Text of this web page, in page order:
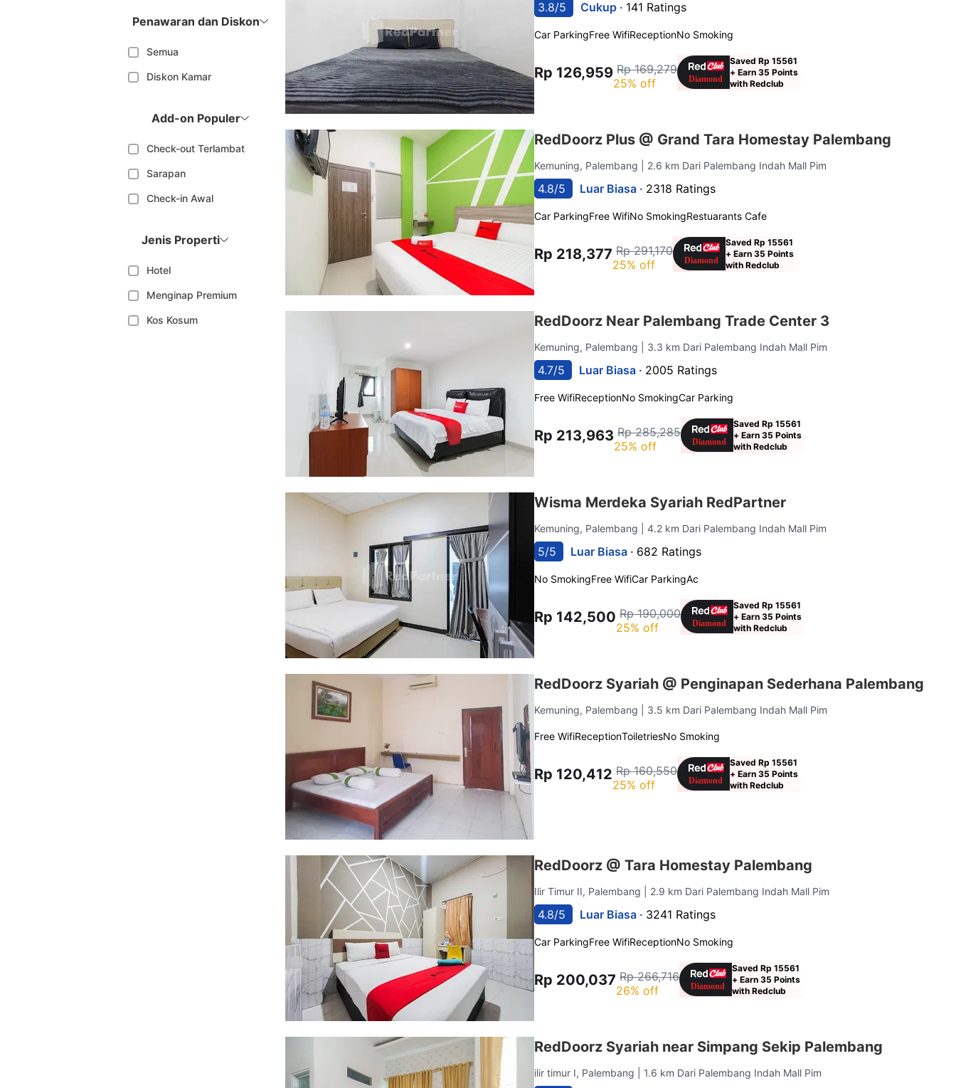
Penawaran dan Diskon
Semua
Diskon Kamar
Add-on Populer
Check-out Terlambat
Sarapan
Check-in Awal
Jenis Properti
Hotel
Menginap Premium
Kos Kosum
3.8/5 Cukup · 141 Ratings
Car ParkingFree WifiReceptionNo Smoking
Rp 126,959 Rp 169,279
25% off
Saved Rp 15561
+ Earn 35 Points
with Redclub
RedDoorz Plus @ Grand Tara Homestay Palembang
Kemuning, Palembang | 2.6 km Dari Palembang Indah Mall Pim
4.8/5 Luar Biasa · 2318 Ratings
Car ParkingFree WifiNo SmokingRestuarants Cafe
Rp 218,377 Rp 291,170
25% off
Saved Rp 15561
+ Earn 35 Points
with Redclub
RedDoorz Near Palembang Trade Center 3
Kemuning, Palembang | 3.3 km Dari Palembang Indah Mall Pim
4.7/5 Luar Biasa · 2005 Ratings
Free WifiReceptionNo SmokingCar Parking
Rp 213,963 Rp 285,285
25% off
Saved Rp 15561
+ Earn 35 Points
with Redclub
Wisma Merdeka Syariah RedPartner
Kemuning, Palembang | 4.2 km Dari Palembang Indah Mall Pim
5/5 Luar Biasa · 682 Ratings
No SmokingFree WifiCar ParkingAc
Rp 142,500 Rp 190,000
25% off
Saved Rp 15561
+ Earn 35 Points
with Redclub
RedDoorz Syariah @ Penginapan Sederhana Palembang
Kemuning, Palembang | 3.5 km Dari Palembang Indah Mall Pim
Free WifiReceptionToiletriesNo Smoking
Rp 120,412 Rp 160,550
25% off
Saved Rp 15561
+ Earn 35 Points
with Redclub
RedDoorz @ Tara Homestay Palembang
Ilir Timur II, Palembang | 2.9 km Dari Palembang Indah Mall Pim
4.8/5 Luar Biasa · 3241 Ratings
Car ParkingFree WifiReceptionNo Smoking
Rp 200,037 Rp 266,716
26% off
Saved Rp 15561
+ Earn 35 Points
with Redclub
RedDoorz Syariah near Simpang Sekip Palembang
ilir timur I, Palembang | 1.6 km Dari Palembang Indah Mall Pim